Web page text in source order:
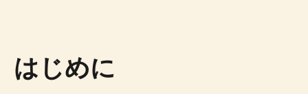
はじめに